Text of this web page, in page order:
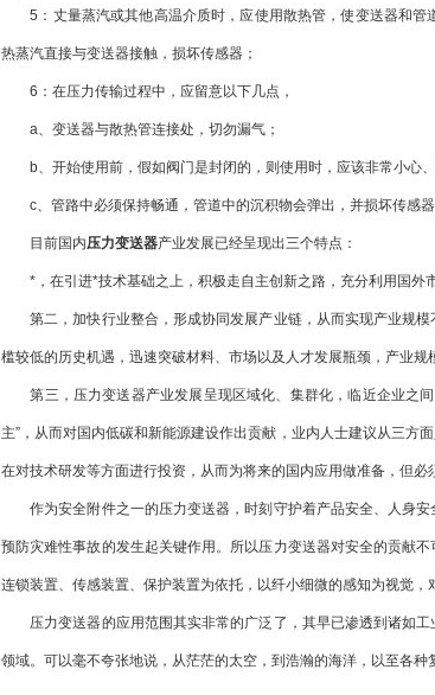
5：丈量蒸汽或其他高温介质时，应使用散热管，使变送器和管
热蒸汽直接与变送器接触，损坏传感器；
6：在压力传输过程中，应留意以下几点，
a、变送器与散热管连接处，切勿漏气；
b、开始使用前，假如阀门是封闭的，则使用时，应该非常小心、
c、管路中必须保持畅通，管道中的沉积物会弹出，并损坏传感器
目前国内压力变送器产业发展已经呈现出三个特点：
*，在引进*技术基础之上，积极走自主创新之路，充分利用国外
第二，加快行业整合，形成协同发展产业链，从而实现产业规模
槛较低的历史机遇，迅速突破材料、市场以及人才发展瓶颈，产业
第三，压力变送器产业发展呈现区域化、集群化，临近企业之间
主”，从而对国内低碳和新能源建设作出贡献，业内人士建议从三方
在对技术研发等方面进行投资，从而为将来的国内应用做准备，但必
作为安全附件之一的压力变送器，时刻守护着产品安全、人身安
预防灾难性事故的发生起关键作用。所以压力变送器对安全的贡献
连锁装置、传感装置、保护装置为依托，以纤小细微的感知为视觉，
压力变送器的应用范围其实非常的广泛了，其早已渗透到诸如工
领域。可以毫不夸张地说，从茫茫的太空，到浩瀚的海洋，以至各